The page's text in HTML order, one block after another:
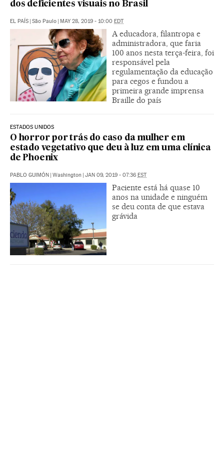
dos deficientes visuais no Brasil
EL PAÍS São Paulo MAY 28, 2019 - 10:00 EDT
A educadora, filantropa e
administradora, que faria
100 anos nesta terça-feira, foi
responsável pela
regulamentação da educação
para cegos e fundou a
primeira grande imprensa
Braille do país
ESTADOS UNIDOS
O horror por trás do caso da mulher em
estado vegetativo que deu à luz em uma clínica
de Phoenix
PABLO GUIMÓN Washington JAN 09, 2019 - 07:36 EST
Paciente está há quase 10
anos na unidade e ninguém
se deu conta de que estava
grávida